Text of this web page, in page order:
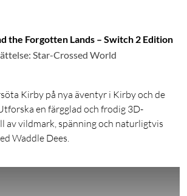
the Forgotten Lands – Switch 2 Edition
Star-Crossed World
Kirby på nya äventyr i Kirby och de
en färgglad och frodig 3D-
av vildmark, spänning och naturligtvis
Waddle Dees.